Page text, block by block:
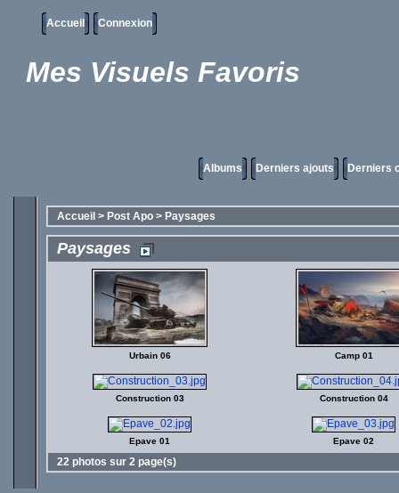
Accueil Connexion
Mes Visuels Favoris
Albums Derniers ajouts Derniers
Accueil > Post Apo > Paysages
Paysages
Urbain 06 Camp 01
Construction 03 Construction 04
Epave 01 Epave 02
22 photos sur 2 page(s)